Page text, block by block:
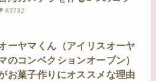
82732
ーヤマくん（アイリスオーヤ
のコンベクションオーブン）
お菓子作りにオススメな理由